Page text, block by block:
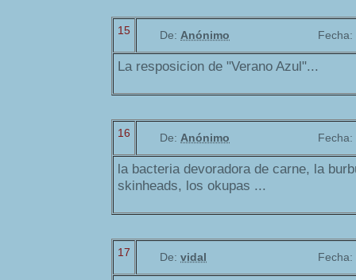
15 De: Anónimo Fecha:
La resposicion de "Verano Azul"...
16 De: Anónimo Fecha:
la bacteria devoradora de carne, la
skinheads, los okupas ...
17 De: vidal Fecha: